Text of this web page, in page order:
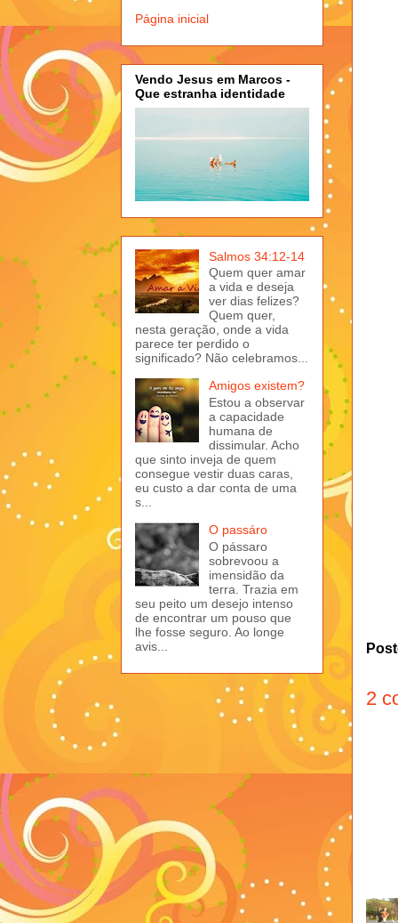
2
Página inicial
Vendo Jesus em Marcos -
Que estranha identidade
Salmos 34:12-14
Quem quer amar
a vida e deseja
ver dias felizes?
Quem quer,
nesta geração, onde a vida
parece ter perdido o
significado? Não celebramos...
Amigos existem?
Estou a observar
a capacidade
humana de
dissimular. Acho
que sinto inveja de quem
consegue vestir duas caras,
eu custo a dar conta de uma
s...
O passáro
O pássaro
sobrevoou a
imensidão da
terra. Trazia em
seu peito um desejo intenso
de encontrar um pouso que
lhe fosse seguro. Ao longe
avis...